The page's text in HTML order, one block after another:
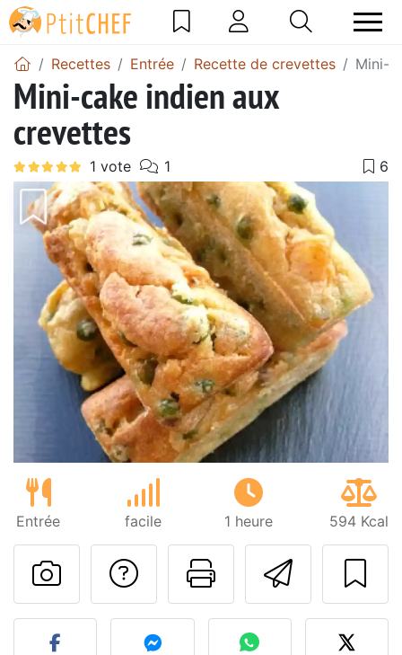
Recettes Entrée Recette de crevettes Mini-
Mini-cake indien aux
crevettes
Entrée facile 1 heure 594 Kcal
Imprimer
Poser une
Publier votre photo de